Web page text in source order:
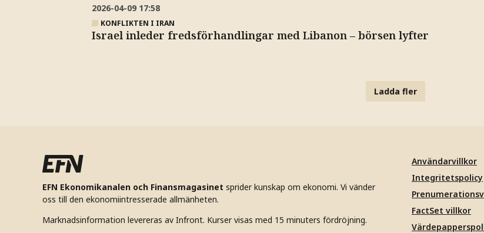
2026-04-09 17:58
KONFLIKTEN I IRAN
Israel inleder fredsförhandlingar med Libanon – börsen lyfter
Ladda fler
EFN Ekonomikanalen och Finansmagasinet sprider kunskap om ekonomi. Vi vänder
oss till den ekonomiintresserade allmänheten.
Marknadsinformation levereras av Infront. Kurser visas med 15 minuters fördröjning.
Användarvillkor
Integritetspolicy
FactSet villkor